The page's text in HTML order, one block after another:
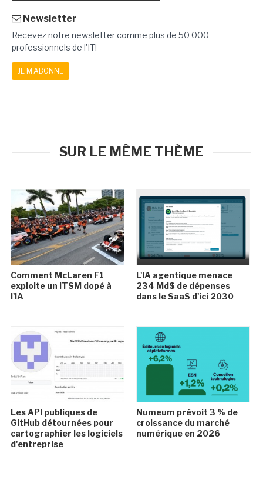
Newsletter
Recevez notre newsletter comme plus de 50 000
professionnels de l'IT!
JE M'ABONNE
SUR LE MÊME THÈME
Comment McLaren F1
exploite un ITSM dopé à
l'IA
L'IA agentique menace
234 Md$ de dépenses
dans le SaaS d'ici 2030
Les API publiques de
GitHub détournées pour
cartographier les logiciels
d'entreprise
Numeum prévoit 3 % de
croissance du marché
numérique en 2026